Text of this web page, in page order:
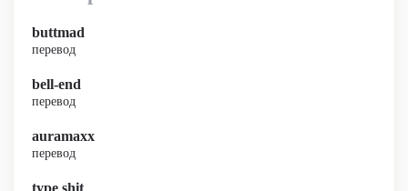
buttmad
перевод
bell-end
перевод
auramaxx
перевод
type shit